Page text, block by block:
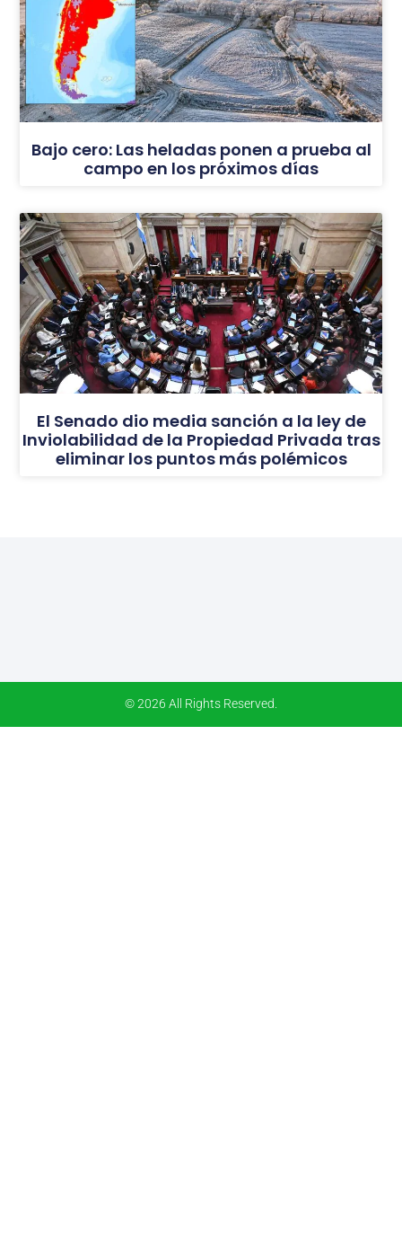
Bajo cero: Las heladas ponen a prueba al
campo en los próximos días
El Senado dio media sanción a la ley de
Inviolabilidad de la Propiedad Privada tras
eliminar los puntos más polémicos
© 2026 All Rights Reserved.